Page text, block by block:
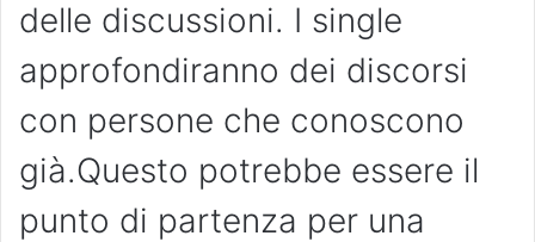
delle discussioni. I single
approfondiranno dei discorsi
con persone che conoscono
già.Questo potrebbe essere il
punto di partenza per una